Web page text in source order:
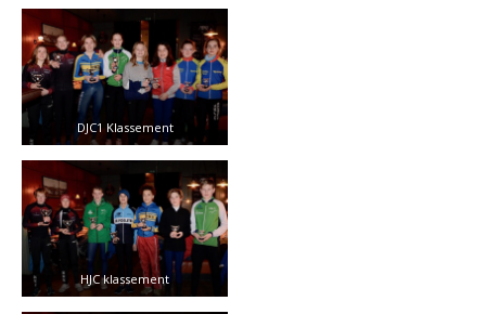
DJC1 Klassement
HJC klassement